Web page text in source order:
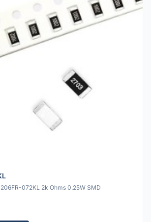
072KL 2k Ohms 0.25W SMD